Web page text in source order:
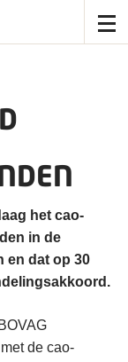
het cao-
in de
en dat op 30
de cao-